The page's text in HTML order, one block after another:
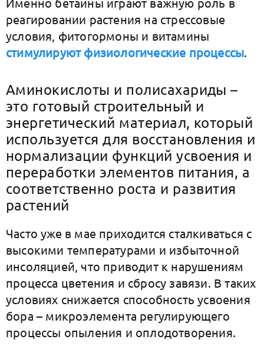
реагировании растения на стрессовые
условия, фитогормоны и витамины
стимулируют физиологические процессы.
Аминокислоты и полисахариды –
это готовый строительный и
энергетический материал, который
используется для восстановления и
нормализации функций усвоения и
переработки элементов питания, а
соответственно роста и развития
растений
Часто уже в мае приходится сталкиваться с
высокими температурами и избыточной
инсоляцией, что приводит к нарушениям
процесса цветения и сбросу завязи. В таких
условиях снижается способность усвоения
бора – микроэлемента регулирующего
процессы опыления и оплодотворения.